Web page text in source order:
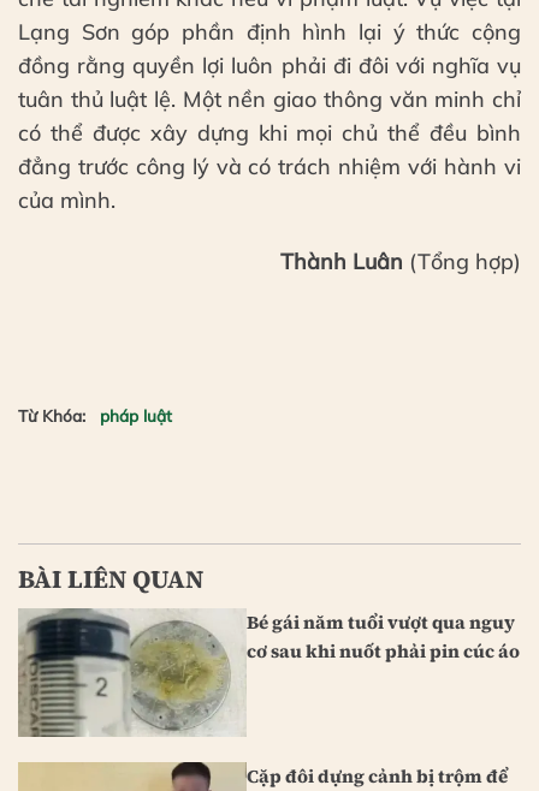
Lạng Sơn góp phần định hình lại ý thức cộng
đồng rằng quyền lợi luôn phải đi đôi với nghĩa vụ
tuân thủ luật lệ. Một nền giao thông văn minh chỉ
có thể được xây dựng khi mọi chủ thể đều bình
đẳng trước công lý và có trách nhiệm với hành vi
của mình.
Thành Luân (Tổng hợp)
Từ Khóa: pháp luật
BÀI LIÊN QUAN
Bé gái năm tuổi vượt qua nguy
cơ sau khi nuốt phải pin cúc áo
Cặp đôi dựng cảnh bị trộm để